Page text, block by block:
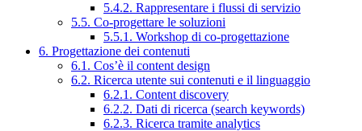
5.4.2. Rappresentare i flussi di servizio
5.5. Co-progettare le soluzioni
5.5.1. Workshop di co-progettazione
6. Progettazione dei contenuti
6.1. Cos’è il content design
6.2. Ricerca utente sui contenuti e il linguaggio
6.2.1. Content discovery
6.2.2. Dati di ricerca (search keywords)
6.2.3. Ricerca tramite analytics